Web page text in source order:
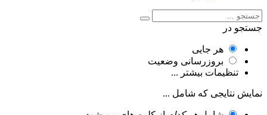
جستجو در
هر جایی
بروزرسانی وضعیت
تنظیمات بیشتر ...
نمایش نتایجی که شامل ...